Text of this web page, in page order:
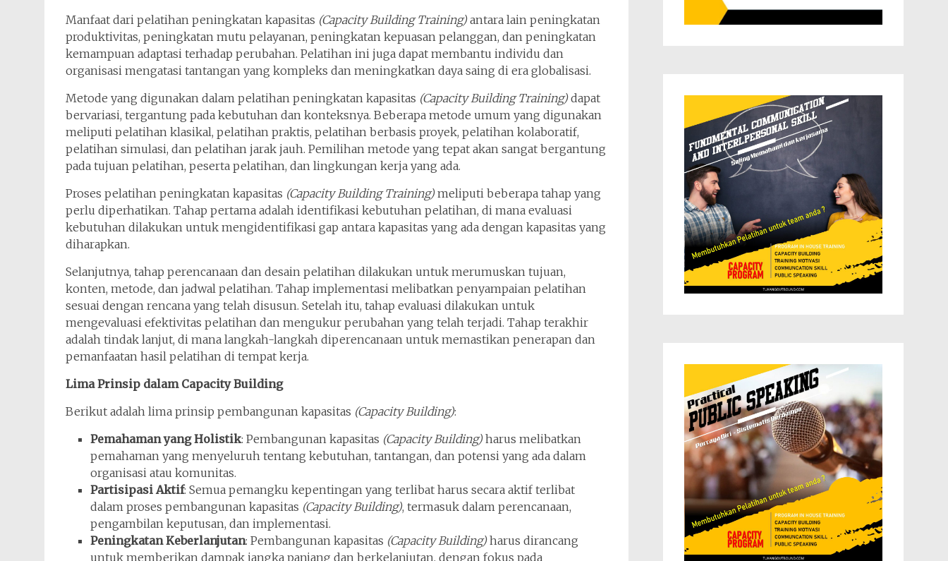
Manfaat dari pelatihan peningkatan kapasitas (Capacity Building Training)antara lain peningkatan
produktivitas, peningkatan mutu pelayanan, peningkatan kepuasan pelanggan, dan peningkatan
kemampuan adaptasi terhadap perubahan. Pelatihan ini juga dapat membantu individu dan
organisasi mengatasi tantangan yang kompleks dan meningkatkan daya saing di era globalisasi.
Metode yang digunakan dalam pelatihan peningkatan kapasitas (Capacity Building Training)dapat
bervariasi, tergantung pada kebutuhan dan konteksnya. Beberapa metode umum yang digunakan
meliputi pelatihan klasikal, pelatihan praktis, pelatihan berbasis proyek, pelatihan kolaboratif,
pelatihan simulasi, dan pelatihan jarak jauh. Pemilihan metode yang tepat akan sangat bergantung
pada tujuan pelatihan, peserta pelatihan, dan lingkungan kerja yang ada.
Proses pelatihan peningkatan kapasitas (Capacity Building Training)meliputi beberapa tahap yang
perlu diperhatikan. Tahap pertama adalah identifikasi kebutuhan pelatihan, di mana evaluasi
kebutuhan dilakukan untuk mengidentifikasi gap antara kapasitas yang ada dengan kapasitas yang
diharapkan.
Selanjutnya, tahap perencanaan dan desain pelatihan dilakukan untuk merumuskan tujuan,
konten, metode, dan jadwal pelatihan. Tahap implementasi melibatkan penyampaian pelatihan
sesuai dengan rencana yang telah disusun. Setelah itu, tahap evaluasi dilakukan untuk
mengevaluasi efektivitas pelatihan dan mengukur perubahan yang telah terjadi. Tahap terakhir
adalah tindak lanjut, di mana langkah-langkah diperencanaan untuk memastikan penerapan dan
pemanfaatan hasil pelatihan di tempat kerja.
Lima Prinsip dalam Capacity Building
Berikut adalah lima prinsip pembangunan kapasitas (Capacity Building):
Pemahaman yang Holistik: Pembangunan kapasitas (Capacity Building)harus melibatkan
pemahaman yang menyeluruh tentang kebutuhan, tantangan, dan potensi yang ada dalam
organisasi atau komunitas.
Partisipasi Aktif: Semua pemangku kepentingan yang terlibat harus secara aktif terlibat
dalam proses pembangunan kapasitas (Capacity Building), termasuk dalam perencanaan,
pengambilan keputusan, dan implementasi.
Peningkatan Keberlanjutan: Pembangunan kapasitas (Capacity Building)harus dirancang
untuk memberikan dampak jangka panjang dan berkelanjutan, dengan fokus pada